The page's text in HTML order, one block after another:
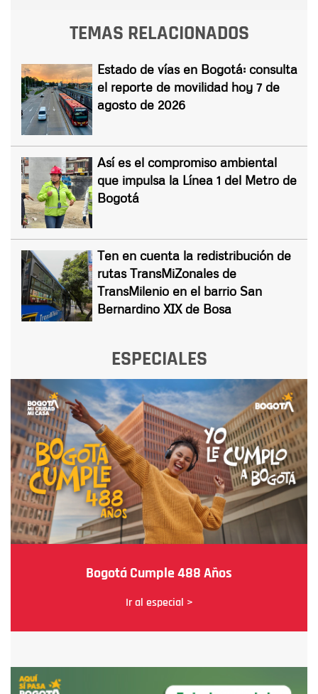
TEMAS RELACIONADOS
Estado de vías en Bogotá: consulta
el reporte de movilidad hoy 7 de
agosto de 2026
Así es el compromiso ambiental
que impulsa la Línea 1 del Metro de
Bogotá
Ten en cuenta la redistribución de
rutas TransMiZonales de
TransMilenio en el barrio San
Bernardino XIX de Bosa
ESPECIALES
Bogotá Cumple 488 Años
Ir al especial >